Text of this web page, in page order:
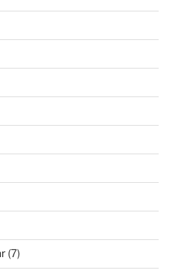
(7)